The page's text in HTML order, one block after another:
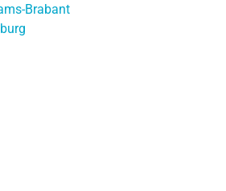
Brabant